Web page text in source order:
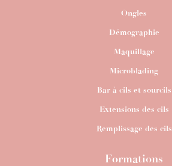
Ongles
Démographie
Maquillage
Microblading
Bar à cils et sourcils
Extensions des cils
Remplissage des cils
Formations